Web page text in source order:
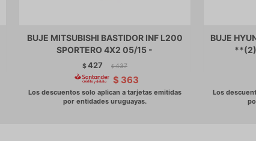
BUJE MITSUBISHI BASTIDOR INF L200
SPORTERO 4X2 05/15 -
$427 $ 437
$ 363
BUJE